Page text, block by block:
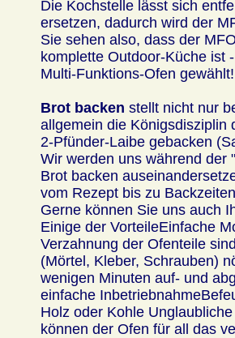
Die Kochstelle lässt sich
ersetzen, dadurch wird der
Sie sehen also, dass der
komplette Outdoor-Küche ist
Multi-Funktions-Ofen gewählt!
Brot backen stellt nicht nur
allgemein die Königsdisziplin
2-Pfünder-Laibe gebacken
Wir werden uns während der
Brot backen
vom Rezept bis zu
Gerne können Sie uns auch
Einige der VorteileEinfache
Verzahnung der Ofenteile
(Mörtel, Kleber, Schrauben)
wenigen Minuten auf- und
einfache
Holz oder Kohle
können der Ofen für all das